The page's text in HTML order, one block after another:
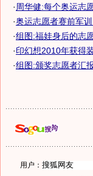
· 周华健:每个奥运志
·奥运志愿者赛前军
·组图:福娃身后的志
·印幻想2010年获得
·组图:颁奖志愿者汇
用户：